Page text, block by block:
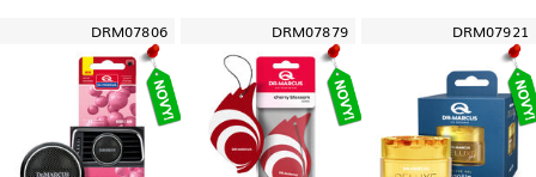
DRM07806 DRM07879 DRM07921